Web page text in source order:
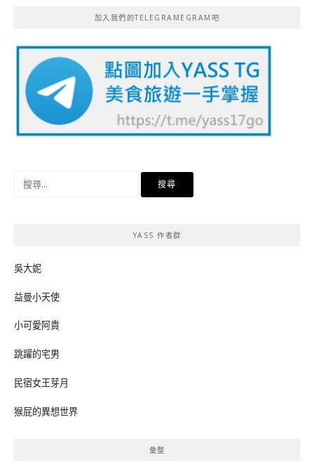
加入我們的TELEGRAMEGRAM吧
YASS 作者群
吳大妮
益曼小天使
小可愛阿貴
跳躍的宅男
民宿女王芽月
猴屁的異想世界
彙整